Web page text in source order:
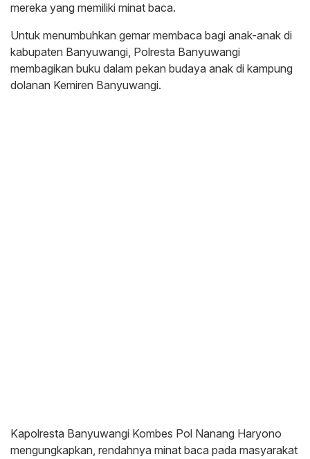
mereka yang memiliki minat baca.
Untuk menumbuhkan gemar membaca bagi anak-anak di
kabupaten Banyuwangi, Polresta Banyuwangi
membagikan buku dalam pekan budaya anak di kampung
dolanan Kemiren Banyuwangi.
Kapolresta Banyuwangi Kombes Pol Nanang Haryono
mengungkapkan, rendahnya minat baca pada masyarakat